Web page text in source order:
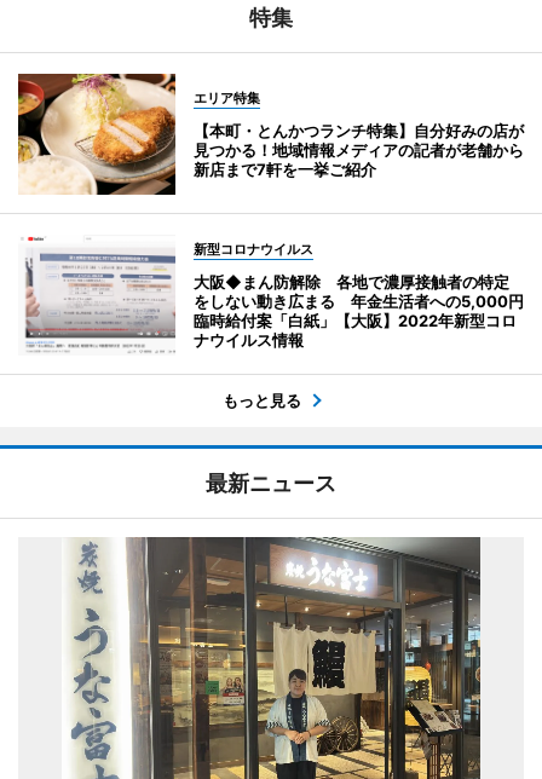
特集
エリア特集
【本町・とんかつランチ特集】自分好みの店が
見つかる！地域情報メディアの記者が老舗から
新店まで7軒を一挙ご紹介
新型コロナウイルス
大阪◆まん防解除 各地で濃厚接触者の特定
をしない動き広まる 年金生活者への5,000円
臨時給付案「白紙」【大阪】2022年新型コロ
ナウイルス情報
もっと見る
最新ニュース